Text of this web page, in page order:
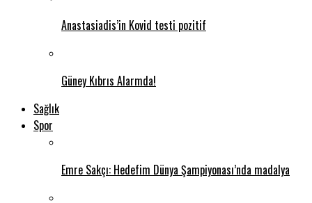
Anastasiadis’in Kovid testi pozitif
Güney Kıbrıs Alarmda!
Sağlık
Spor
Emre Sakçı: Hedefim Dünya Şampiyonası’nda madalya